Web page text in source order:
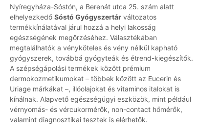
Nyíregyháza-Sóstón, a Berenát utca 25. szám alatt
elhelyezkedő Sóstó Gyógyszertár változatos
termékkínálatával járul hozzá a helyi lakosság
egészségének megőrzéséhez. Választékában
megtalálhatók a vényköteles és vény nélkül kapható
gyógyszerek, továbbá gyógyteák és étrend-kiegészítők.
A szépségápolási termékek között prémium
dermokozmetikumokat – többek között az Eucerin és
Uriage márkákat –, illóolajokat és vitaminos italokat is
kínálnak. Alapvető egészségügyi eszközök, mint például
vérnyomás- és vércukormérők, non-contact hőmérők,
valamint diagnosztikai tesztek is elérhetők.